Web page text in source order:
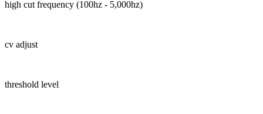
high cut frequency (100hz - 5,000hz)
cv adjust
threshold level